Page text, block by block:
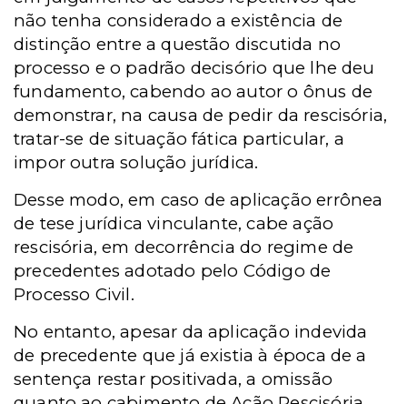
não tenha considerado a existência de
distinção entre a questão discutida no
processo e o padrão decisório que lhe deu
fundamento, cabendo ao autor o ônus de
demonstrar, na causa de pedir da rescisória,
tratar-se de situação fática particular, a
impor outra solução jurídica.
Desse modo, em caso de aplicação errônea
de tese jurídica vinculante, cabe ação
rescisória, em decorrência do regime de
precedentes adotado pelo Código de
Processo Civil.
No entanto, apesar da aplicação indevida
de precedente que já existia à época de a
sentença restar positivada, a omissão